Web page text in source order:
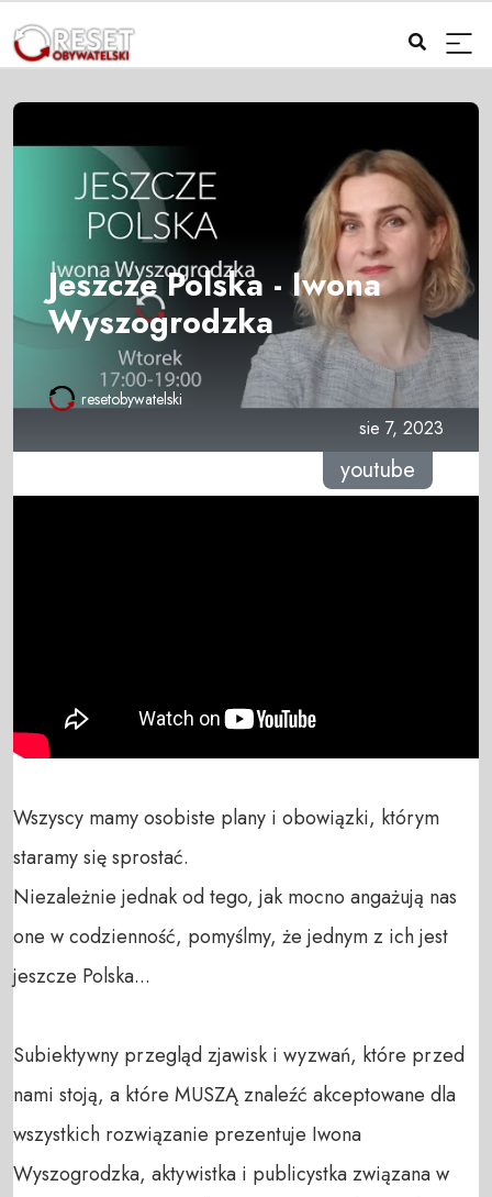
Jeszcze Polska - Iwona
Wyszogrodzka
resetobywatelski
sie 7, 2023
youtube
Wszyscy mamy osobiste plany i obowiązki, którym
staramy się sprostać.
Niezależnie jednak od tego, jak mocno angażują nas
one w codzienność, pomyślmy, że jednym z ich jest
jeszcze Polska...
Subiektywny przegląd zjawisk i wyzwań, które przed
nami stoją, a które MUSZĄ znaleźć akceptowane dla
wszystkich rozwiązanie prezentuje Iwona
Wyszogrodzka, aktywistka i publicystka związana w